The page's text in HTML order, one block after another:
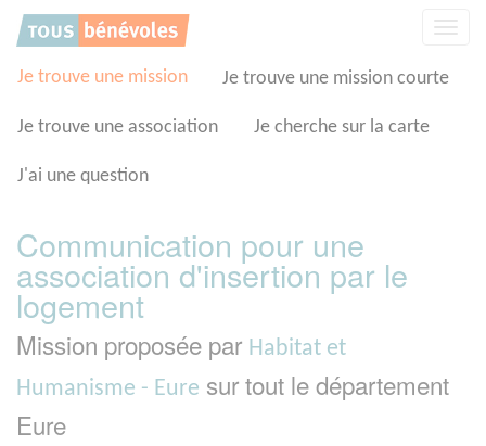
Je trouve une mission Je trouve une mission courte
Je trouve une association Je cherche sur la carte
J'ai une question
Communication pour une
association d'insertion par le
logement
Mission proposée par Habitat et
Humanisme - Eure sur tout le département
Eure
Panneau de gestion des cookies